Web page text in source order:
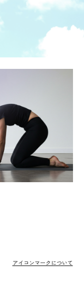
アイコンマークについて